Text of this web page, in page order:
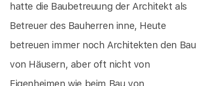
hatte die Baubetreuung der Architekt als
Betreuer des Bauherren inne, Heute
betreuen immer noch Architekten den Bau
von Häusern, aber oft nicht von